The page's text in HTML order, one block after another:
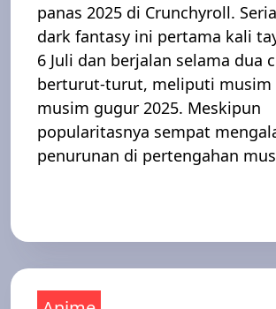
panas 2025 di Crunchyroll.
dark fantasy ini pertama kali
6 Juli dan berjalan selama dua
berturut-turut, meliputi musim
musim gugur 2025. Meskipun
popularitasnya sempat
penurunan di pertengahan